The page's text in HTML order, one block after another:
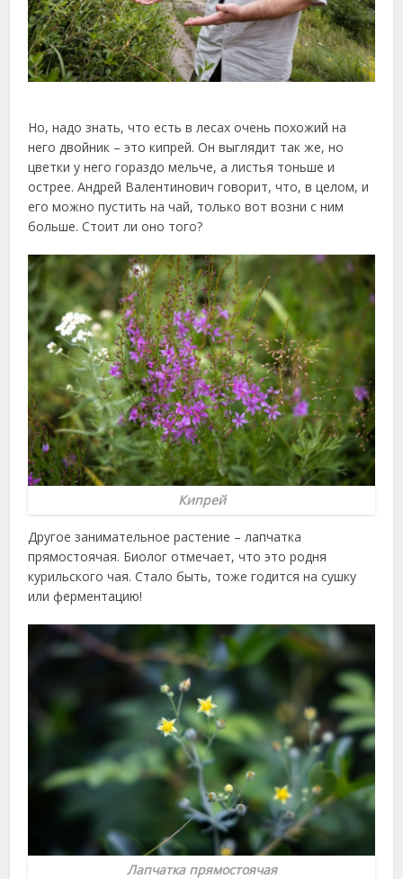
Но, надо знать, что есть в лесах очень похожий на
него двойник – это кипрей. Он выглядит так же, но
цветки у него гораздо мельче, а листья тоньше и
острее. Андрей Валентинович говорит, что, в целом, и
его можно пустить на чай, только вот возни с ним
больше. Стоит ли оно того?
Кипрей
Другое занимательное растение – лапчатка
прямостоячая. Биолог отмечает, что это родня
курильского чая. Стало быть, тоже годится на сушку
или ферментацию!
Лапчатка прямостоячая